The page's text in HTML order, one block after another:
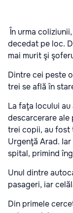
În urma
decedat pe loc.
mai murit şi
Dintre cei peste
trei se află în
La faţa locului au
descarcerare ale
trei copii, au fost
Urgenţă Arad.
spital, primind
Unul dintre
pasageri, iar
Din primele